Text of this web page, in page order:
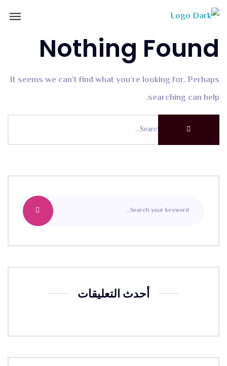
Nothing Found
It seems we can’t find what you’re looking for. Perhaps
searching can help.
أحدث التعليقات